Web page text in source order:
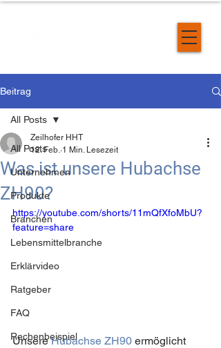
Beitrag
All Posts
Unternehmen
Produkte
Branchen
Lebensmittelbranche
Erklärvideo
Ratgeber
FAQ
Rechenbeispiel
All Posts
Was ist unsere Hubachse
ZH90?
Zeilhofer HHT
12. Feb. 1 Min. Lesezeit
https://youtube.com/shorts/11mQfXfoMbU?
feature=share
Unsere Hubachse ZH90 ermöglicht